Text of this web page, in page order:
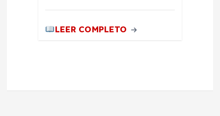
LEER COMPLETO